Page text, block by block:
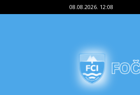
08.08.2026. 12:08